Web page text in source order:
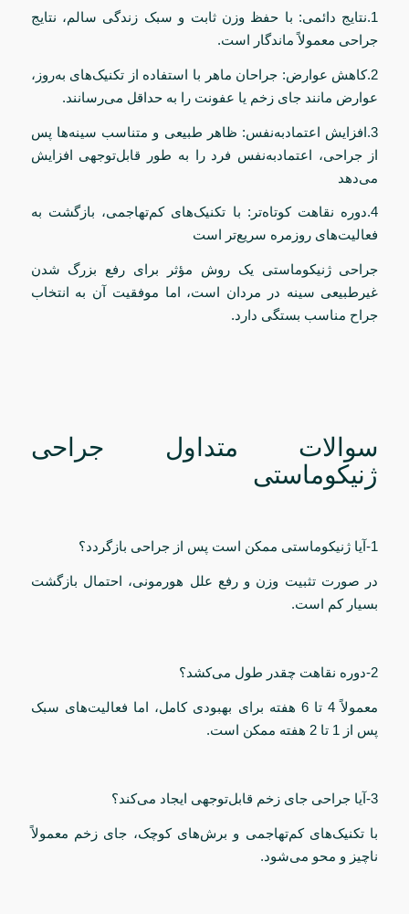
1.نتایج دائمی: با حفظ وزن ثابت و سبک زندگی سالم، نتایج
جراحی معمولاً ماندگار است.
2.کاهش عوارض: جراحان ماهر با استفاده از تکنیک‌های به‌روز،
عوارض مانند جای زخم یا عفونت را به حداقل می‌رسانند.
3.افزایش اعتمادبه‌نفس: ظاهر طبیعی و متناسب سینه‌ها پس
از جراحی، اعتمادبه‌نفس فرد را به طور قابل‌توجهی افزایش
می‌دهد
4.دوره نقاهت کوتاه‌تر: با تکنیک‌های کم‌تهاجمی، بازگشت به
فعالیت‌های روزمره سریع‌تر است
جراحی ژنیکوماستی یک روش مؤثر برای رفع بزرگ شدن
غیرطبیعی سینه در مردان است، اما موفقیت آن به انتخاب
جراح مناسب بستگی دارد.
سوالات متداول جراحی
ژنیکوماستی
1-آیا ژنیکوماستی ممکن است پس از جراحی بازگردد؟
در صورت تثبیت وزن و رفع علل هورمونی، احتمال بازگشت
بسیار کم است.
2-دوره نقاهت چقدر طول می‌کشد؟
معمولاً 4 تا 6 هفته برای بهبودی کامل، اما فعالیت‌های سبک
پس از 1 تا 2 هفته ممکن است.
3-آیا جراحی جای زخم قابل‌توجهی ایجاد می‌کند؟
با تکنیک‌های کم‌تهاجمی و برش‌های کوچک، جای زخم معمولاً
ناچیز و محو می‌شود.